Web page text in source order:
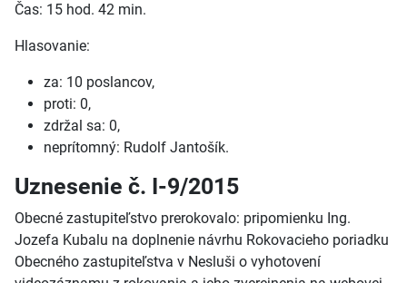
Čas: 15 hod. 42 min.
Hlasovanie:
za: 10 poslancov,
proti: 0,
zdržal sa: 0,
neprítomný: Rudolf Jantošík.
Uznesenie č. I-9/2015
Obecné zastupiteľstvo prerokovalo: pripomienku Ing.
Jozefa Kubalu na doplnenie návrhu Rokovacieho poriadku
Obecného zastupiteľstva v Nesluši o vyhotovení